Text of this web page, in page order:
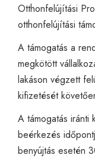
Otthonfelújítási
otthonfelújítási
A támogatás a
megkötött
lakáson végzett
kifizetését
A támogatás iránti
beérkezés
benyújtás esetén